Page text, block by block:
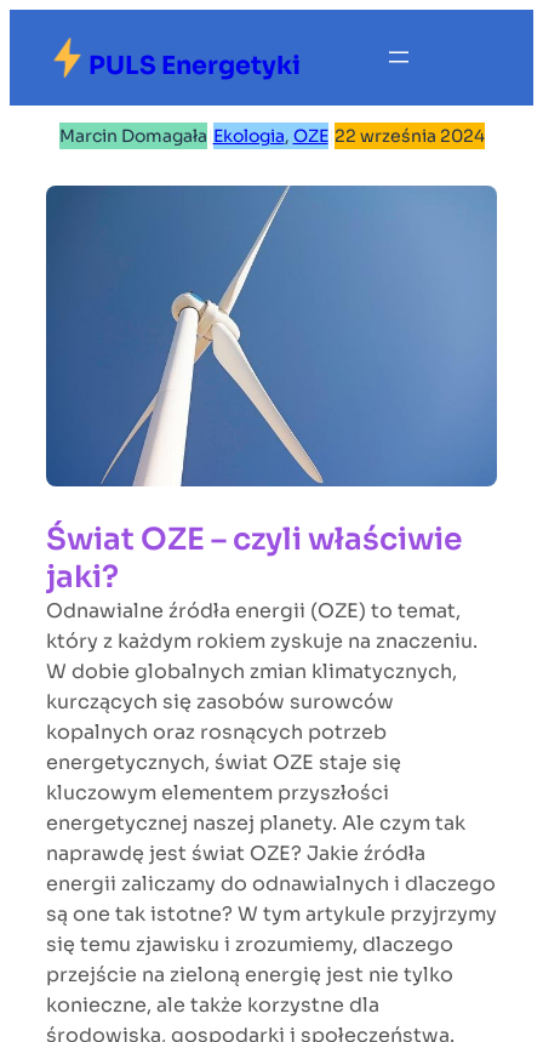
treści
PULS Energetyki
Marcin Domagała Ekologia, OZE| 22 września 2024
Świat OZE – czyli właściwie
jaki?
Odnawialne źródła energii (OZE) to temat,
który z każdym rokiem zyskuje na znaczeniu.
W dobie globalnych zmian klimatycznych,
kurczących się zasobów surowców
kopalnych oraz rosnących potrzeb
energetycznych, świat OZE staje się
kluczowym elementem przyszłości
energetycznej naszej planety. Ale czym tak
naprawdę jest świat OZE? Jakie źródła
energii zaliczamy do odnawialnych i dlaczego
są one tak istotne? W tym artykule przyjrzymy
się temu zjawisku i zrozumiemy, dlaczego
przejście na zieloną energię jest nie tylko
konieczne, ale także korzystne dla
środowiska, gospodarki i społeczeństwa.